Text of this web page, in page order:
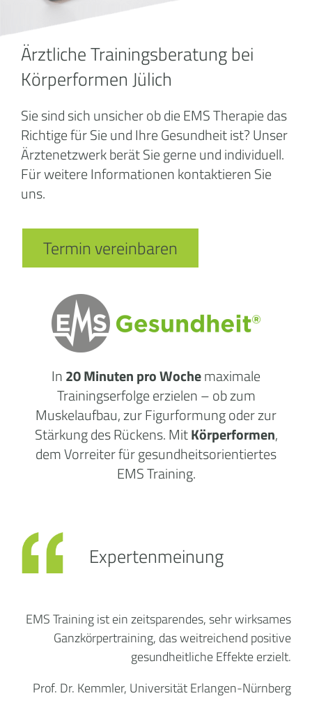
Ärztliche Trainingsberatung bei
Körperformen Jülich
Sie sind sich unsicher ob die EMS Therapie das
Richtige für Sie und Ihre Gesundheit ist? Unser
Ärztenetzwerk berät Sie gerne und individuell.
Für weitere Informationen kontaktieren Sie
uns.
Termin vereinbaren
In20 Minuten pro Wochemaximale
Trainingserfolge erzielen – ob zum
Muskelaufbau, zur Figurformung oder zur
Stärkung des Rückens. MitKörperformen,
dem Vorreiter für gesundheitsorientiertes
EMS Training.
EMS Training ist ein zeitsparendes, sehr wirksames
Ganzkörpertraining, das weitreichend positive
gesundheitliche Effekte erzielt.
Prof. Dr. Kemmler, Universität Erlangen-Nürnberg
Expertenmeinung